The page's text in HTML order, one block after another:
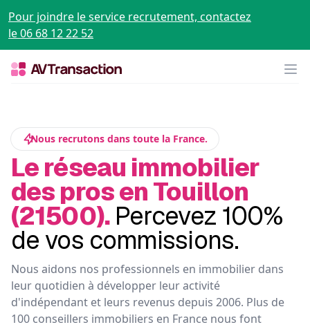
Pour joindre le service recrutement, contactez
le 06 68 12 22 52
Nous recrutons dans toute la France.
Le réseau immobilier
des pros en Touillon
(21500). Percevez 100%
de vos commissions.
Nous aidons nos professionnels en immobilier dans
leur quotidien à développer leur activité
d'indépendant et leurs revenus depuis 2006. Plus de
100 conseillers immobiliers en France nous font